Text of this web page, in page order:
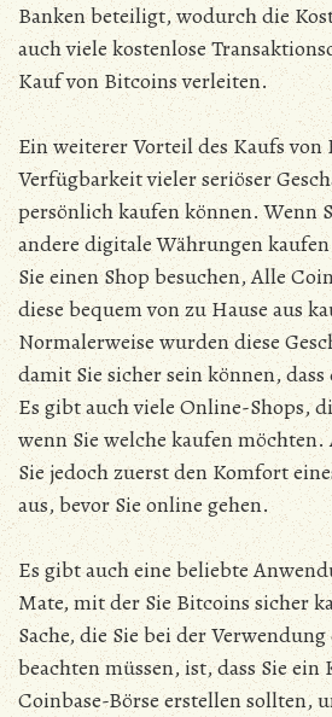
Banken beteiligt, wodurch die
auch viele kostenlose
Kauf von Bitcoins verleiten.
Ein weiterer Vorteil des Kaufs
Verfügbarkeit vieler seriöser
persönlich kaufen können. Wenn
andere digitale Währungen
Sie einen Shop besuchen, Alle
diese bequem von zu Hause aus
Normalerweise wurden diese
damit Sie sicher sein können,
Es gibt auch viele Online-Shops,
wenn Sie welche kaufen
Sie jedoch zuerst den Komfort
aus, bevor Sie online gehen.
Es gibt auch eine beliebte
Mate, mit der Sie Bitcoins sicher
Sache, die Sie bei der
beachten müssen, ist, dass Sie ein
Coinbase-Börse erstellen sollten,